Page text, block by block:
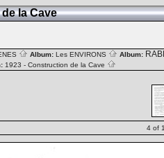
de la Cave
Album: Les ENVIRONS Album:
1923 - Construction de la Cave
4 of